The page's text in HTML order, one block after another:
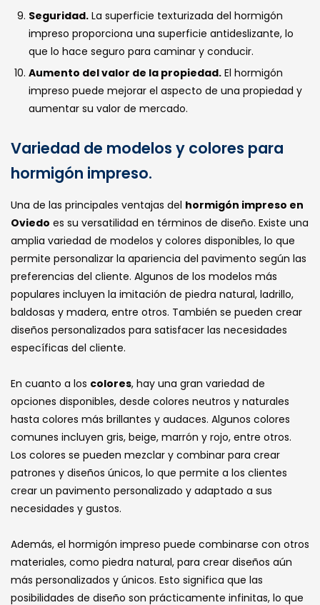
Seguridad. La superficie texturizada del hormigón
impreso proporciona una superficie antideslizante, lo
que lo hace seguro para caminar y conducir.
Aumento del valor de la propiedad. El hormigón
impreso puede mejorar el aspecto de una propiedad y
aumentar su valor de mercado.
Variedad de modelos y colores para
hormigón impreso.
Una de las principales ventajas del hormigón impreso en
Oviedo es su versatilidad en términos de diseño. Existe una
amplia variedad de modelos y colores disponibles, lo que
permite personalizar la apariencia del pavimento según las
preferencias del cliente. Algunos de los modelos más
populares incluyen la imitación de piedra natural, ladrillo,
baldosas y madera, entre otros. También se pueden crear
diseños personalizados para satisfacer las necesidades
específicas del cliente.
En cuanto a los colores, hay una gran variedad de
opciones disponibles, desde colores neutros y naturales
hasta colores más brillantes y audaces. Algunos colores
comunes incluyen gris, beige, marrón y rojo, entre otros.
Los colores se pueden mezclar y combinar para crear
patrones y diseños únicos, lo que permite a los clientes
crear un pavimento personalizado y adaptado a sus
necesidades y gustos.
Además, el hormigón impreso puede combinarse con otros
materiales, como piedra natural, para crear diseños aún
más personalizados y únicos. Esto significa que las
posibilidades de diseño son prácticamente infinitas, lo que